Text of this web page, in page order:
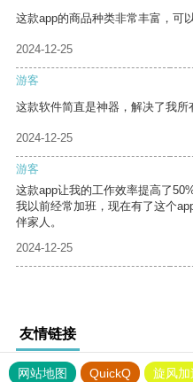
这款app的商品种类非常丰富，可
2024-12-25
游客
这款软件简直是神器，解决了我所
2024-12-25
游客
这款app让我的工作效率提高了
我以前经常加班，现在有了这个
伴家人。
2024-12-25
友情链接
网站地图 QuickQ 旋风加